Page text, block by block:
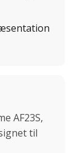
AF23S,
til